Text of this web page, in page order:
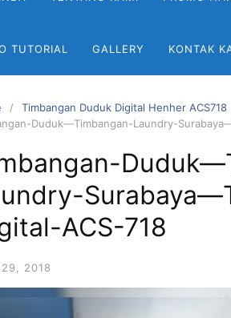
TUTORIAL GALLERY KONTAK
Timbangan Duduk Digital Henher ACS718
Duduk—Timbangan-Laundry-
ACS-718
2018